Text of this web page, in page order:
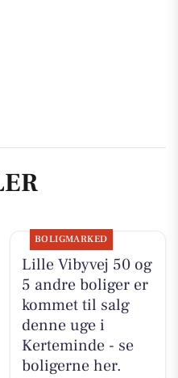
BOLIGMARKED
Lille Vibyvej 50 og
5 andre boliger er
kommet til salg
denne uge i
Kerteminde - se
boligerne her.